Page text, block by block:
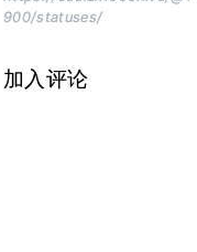
900/statuses/
加入评论